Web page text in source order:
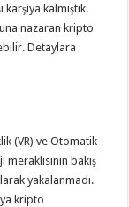
kalmıştık.
nazaran kripto
Detaylara
(VR) ve Otomatik
bakış
yakalanmadı.
kripto